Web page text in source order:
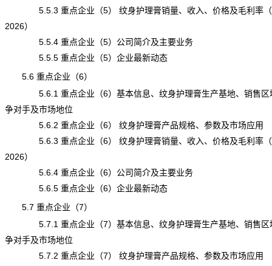
5.5.3 重点企业（5） 纹身护理膏销量、收入、价格及毛利率（
2026）
5.5.4 重点企业（5）公司简介及主要业务
5.5.5 重点企业（5）企业最新动态
5.6 重点企业（6）
5.6.1 重点企业（6）基本信息、纹身护理膏生产基地、销售区
争对手及市场地位
5.6.2 重点企业（6） 纹身护理膏产品规格、参数及市场应用
5.6.3 重点企业（6） 纹身护理膏销量、收入、价格及毛利率（
2026）
5.6.4 重点企业（6）公司简介及主要业务
5.6.5 重点企业（6）企业最新动态
5.7 重点企业（7）
5.7.1 重点企业（7）基本信息、纹身护理膏生产基地、销售区
争对手及市场地位
5.7.2 重点企业（7） 纹身护理膏产品规格、参数及市场应用